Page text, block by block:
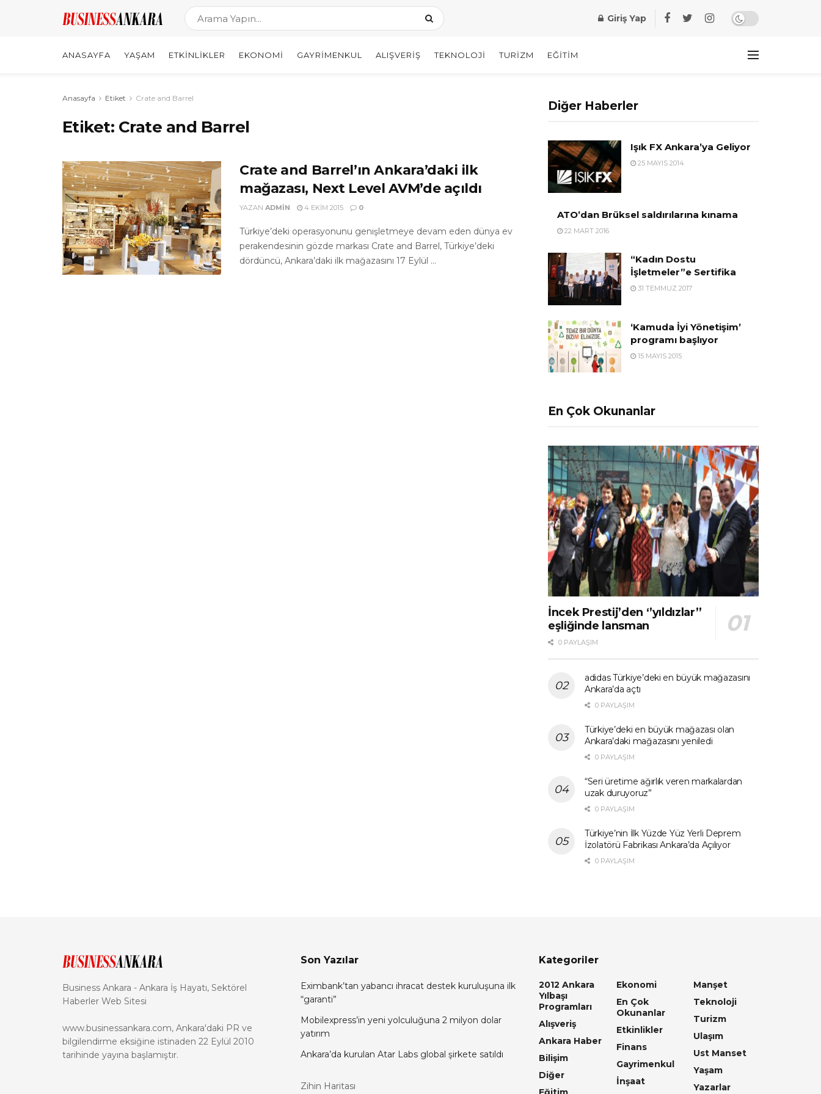
Giriş Yap
ANASAYFA YAŞAM ETKINLIKLER EKONOMI GAYRIMENKUL ALIŞVERIŞ TEKNOLOJI TURIZM EĞITIM
Anasayfa Etiket Crate and Barrel
Etiket: Crate and Barrel
Crate and Barrel’ın Ankara’daki ilk
mağazası, Next Level AVM’de açıldı
YAZAN ADMIN 4 EKIM 2015 0
Türkiye’deki operasyonunu genişletmeye devam eden dünya ev
perakendesinin gözde markası Crate and Barrel, Türkiye’deki
dördüncü, Ankara’daki ilk mağazasını 17 Eylül ...
Diğer Haberler
Işık FX Ankara’ya Geliyor
25 MAYIS 2014
ATO’dan Brüksel saldırılarına kınama
22 MART 2016
“Kadın Dostu
İşletmeler”e Sertifika
31 TEMMUZ 2017
‘Kamuda İyi Yönetişim’
programı başlıyor
15 MAYIS 2015
En Çok Okunanlar
İncek Prestij’den ‘’yıldızlar’’
eşliğinde lansman
0 PAYLAŞIM
adidas Türkiye’deki en büyük mağazasını
Ankara’da açtı
0 PAYLAŞIM
Türkiye’deki en büyük mağazası olan
Ankara’daki mağazasını yeniledi
0 PAYLAŞIM
“Seri üretime ağırlık veren markalardan
uzak duruyoruz”
0 PAYLAŞIM
Türkiye’nin İlk Yüzde Yüz Yerli Deprem
İzolatörü Fabrikası Ankara’da Açılıyor
0 PAYLAŞIM
Business Ankara - Ankara İş Hayatı, Sektörel
Haberler Web Sitesi
www.businessankara.com, Ankara'daki PR ve
bilgilendirme eksiğine istinaden 22 Eylül 2010
tarihinde yayına başlamıştır.
Son Yazılar
Eximbank’tan yabancı ihracat destek kuruluşuna ilk
“garanti”
Mobilexpress’in yeni yolculuğuna 2 milyon dolar
yatırım
Ankara’da kurulan Atar Labs global şirkete satıldı
Zihin Haritası
Kategoriler
2012 Ankara
Yılbaşı
Programları
Alışveriş
Ankara Haber
Bilişim
Diğer
Ekonomi
En Çok
Okunanlar
Etkinlikler
Finans
Gayrimenkul
İnşaat
Manşet
Teknoloji
Turizm
Ulaşım
Ust Manset
Yaşam
Yazarlar